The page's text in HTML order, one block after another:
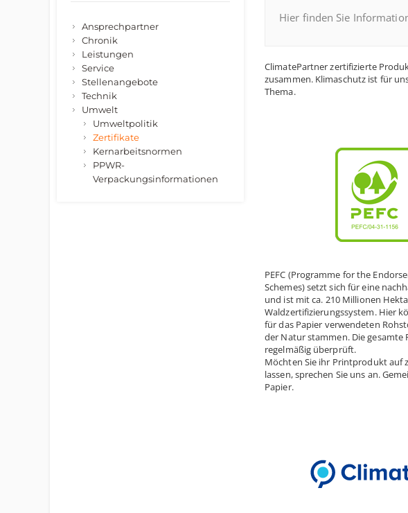
Hier finden Sie
ClimatePartner zertifizierte
zusammen. Klimaschutz ist für
Thema.
PEFC (Programme for the
Schemes) setzt sich für eine
und ist mit ca. 210 Millionen
Waldzertifizierungssystem. Hier
für das Papier verwendeten
der Natur stammen. Die
regelmäßig überprüft.
Möchten Sie ihr Printprodukt auf
lassen, sprechen Sie uns an.
Papier.
Ansprechpartner
Chronik
Leistungen
Service
Stellenangebote
Technik
Umwelt
Umweltpolitik
Zertifikate
Kernarbeitsnormen
PPWR-
Verpackungsinformationen